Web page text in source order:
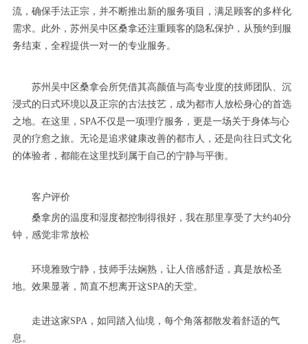
流，确保手法正宗，并不断推出新的服务项目，满足顾客的多样化
需求。此外，苏州吴中区桑拿还注重顾客的隐私保护，从预约到服
务结束，全程提供一对一的专业服务。
苏州吴中区桑拿会所凭借其高颜值与高专业度的技师团队、沉
浸式的日式环境以及正宗的古法技艺，成为都市人放松身心的首选
之地。在这里，SPA不仅是一项理疗服务，更是一场关于身体与心
灵的疗愈之旅。无论是追求健康改善的都市人，还是向往日式文化
的体验者，都能在这里找到属于自己的宁静与平衡。
客户评价
桑拿房的温度和湿度都控制得很好，我在那里享受了大约40分
钟，感觉非常放松
环境雅致宁静，技师手法娴熟，让人倍感舒适，真是放松圣
地。效果显著，简直不想离开这SPA的天堂。
走进这家SPA，如同踏入仙境，每个角落都散发着舒适的气
息。